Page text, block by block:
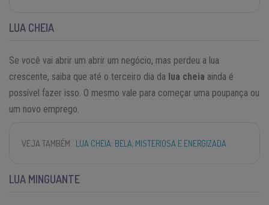
LUA CHEIA
Se você vai abrir um abrir um negócio, mas perdeu a lua
crescente, saiba que até o terceiro dia da lua cheia ainda é
possível fazer isso. O mesmo vale para começar uma poupança ou
um novo emprego.
VEJA TAMBÉM LUA CHEIA: BELA, MISTERIOSA E ENERGIZADA
LUA MINGUANTE